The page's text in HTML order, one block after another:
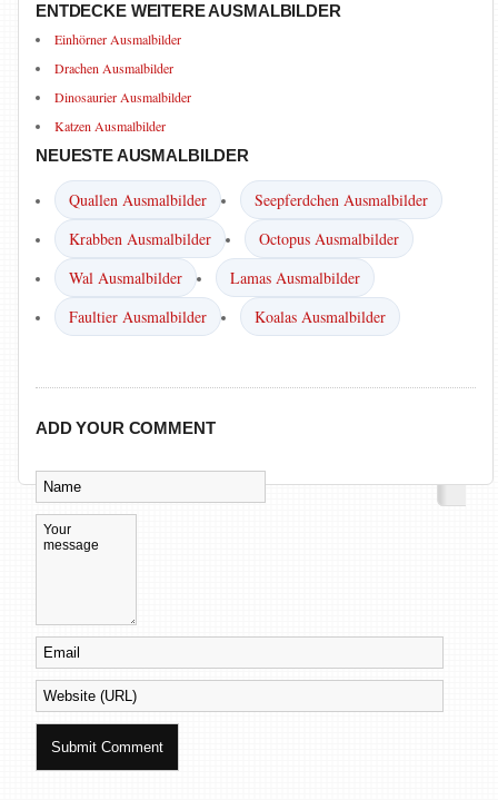
ENTDECKE WEITERE AUSMALBILDER
Einhörner Ausmalbilder
Drachen Ausmalbilder
Dinosaurier Ausmalbilder
Katzen Ausmalbilder
NEUESTE AUSMALBILDER
Quallen Ausmalbilder
Seepferdchen Ausmalbilder
Krabben Ausmalbilder
Octopus Ausmalbilder
Wal Ausmalbilder
Lamas Ausmalbilder
Faultier Ausmalbilder
Koalas Ausmalbilder
ADD YOUR COMMENT